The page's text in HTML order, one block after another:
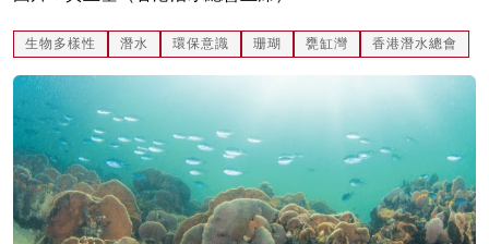
生物多樣性 潛水 環保意識 珊瑚 甕缸灣 香港潛水總會